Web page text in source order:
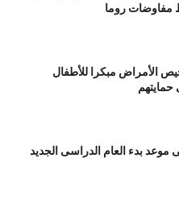
مفاوضات روما
الأمراض مبكرا للأطفال
حمايتهم
بدء العام الدراسى الجديد